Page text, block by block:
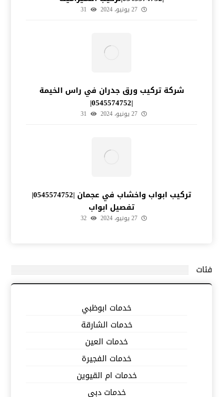
27 يونيو، 2024 31
شركة تركيب ورق جدران في راس الخيمة
|0545574752|
27 يونيو، 2024 31
تركيب ابواب واخشاب في عجمان |0545574752|
تفصيل ابواب
27 يونيو، 2024 32
فئات
خدمات ابوظبي
خدمات الشارقة
خدمات العين
خدمات الفجيرة
خدمات ام القيوين
خدمات دبي